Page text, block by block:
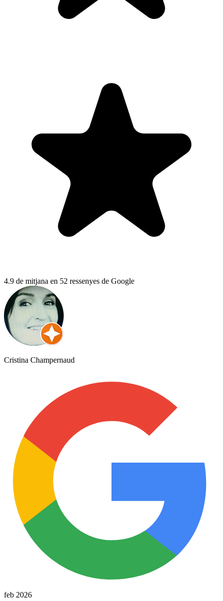
4.9 de mitjana en 52 ressenyes de Google
Cristina Champernaud
feb 2026